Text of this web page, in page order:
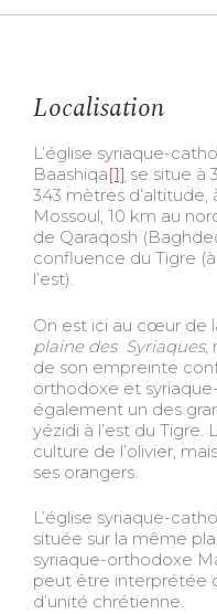
Localisation
L’église syriaque-
Baashiqa[1] se situe à
343 mètres d’altitude,
Mossoul, 10 km au
de Qaraqosh
confluence du Tigre
l’est).
On est ici au cœur de
plaine des Syriaques,
de son empreinte
orthodoxe et
également un des
yézidi à l’est du Tigre.
culture de l’olivier,
ses orangers.
L’église syriaque-
située sur la même
syriaque-orthodoxe
peut être interprétée
d’unité chrétienne.